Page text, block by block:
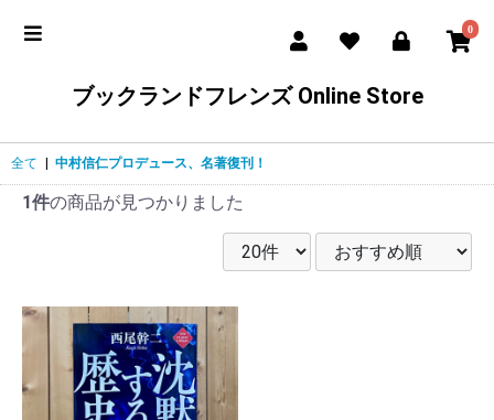
0
ブックランドフレンズ Online Store
全て 中村信仁プロデュース、名著復刊！
1件の商品が見つかりました